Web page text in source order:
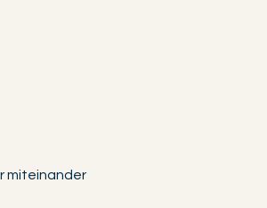
miteinander